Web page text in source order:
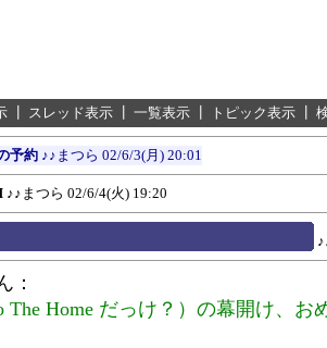
スレッド表示 一覧表示 トピック表示
予約 ♪♪まつら 02/6/3(月) 20:01
♪♪まつら 02/6/4(火) 19:20
：
The Home だっけ？）の幕開け、お